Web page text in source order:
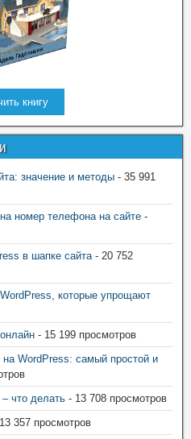
книгу
значение и методы - 35 991
номер телефона на сайте -
в шапке сайта- 20 752
которые упрощают
- 15 199 просмотров
на WordPress: самый простой и
что делать - 13 708 просмотров
357 просмотров